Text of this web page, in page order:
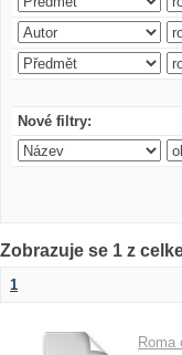
Nové filtry:
Zobrazuje se 1 z
1
Roma